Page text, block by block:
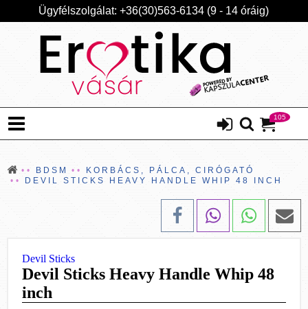
Ügyfélszolgálat: +36(30)563-6134 (9 - 14 óráig)
105
BDSM
KORBÁCS, PÁLCA, CIRÓGATÓ
DEVIL STICKS HEAVY HANDLE WHIP 48 INCH
Devil Sticks
Devil Sticks Heavy Handle Whip 48
inch